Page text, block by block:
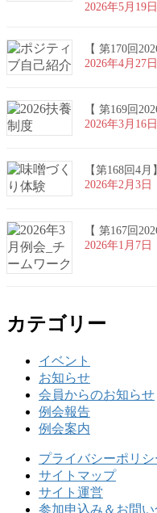
2026年5月19日
【 第170回
2026年4月27日
【 第169回
2026年3月16日
【第168回4
2026年2月3日
【 第167回
2026年1月7日
カテゴリー
イベント
お知らせ
会員からのお知らせ
例会報告
例会案内
プライバシーポリシ
サイトマップ
サイト運営
参加申込み＆お問